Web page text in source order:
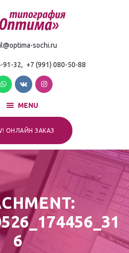
sochi.ru
91-32, +7 (991) 080-50-88
MENU
ОНЛАЙН ЗАКАЗ
6
типография в Сочи